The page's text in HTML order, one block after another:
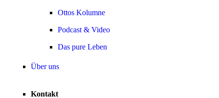
Ottos Kolumne
Podcast & Video
Das pure Leben
Über uns
Kontakt